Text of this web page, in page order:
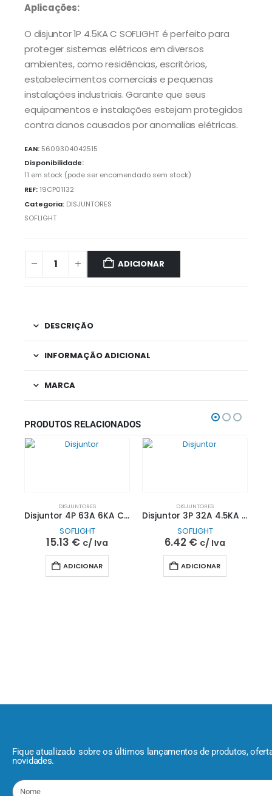
Aplicações:
O disjuntor 1P 4.5KA C SOFLIGHT é perfeito para
proteger sistemas elétricos em diversos
ambientes, como residências, escritórios,
estabelecimentos comerciais e pequenas
instalações industriais. Garante que seus
equipamentos e instalações estejam protegidos
contra danos causados por anomalias elétricas.
EAN: 5609304042515
Disponibilidade:
11 em stock (pode ser encomendado sem stock)
REF: 19CP01132
Categoria: DISJUNTORES
SOFLIGHT
ADICIONAR
DESCRIÇÃO
INFORMAÇÃO ADICIONAL
MARCA
PRODUTOS RELACIONADOS
DISJUNTORES
Disjuntor 4P 63A 6KA C| SOFLIGHT
SOFLIGHT
15.13 € c/ Iva
ADICIONAR
DISJUNTORES
Disjuntor 3P 32A 4.5KA C| SOFLIGHT
SOFLIGHT
6.42 € c/ Iva
ADICIONAR
Fique atualizado sobre os últimos lançamentos de produtos,
novidades.